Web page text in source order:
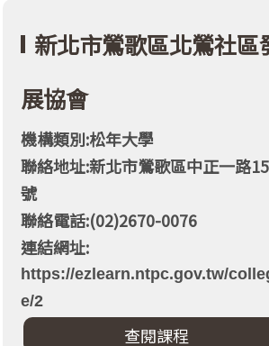
新北市鶯歌區北鶯社區
展協會
機構類別:松年大學
聯絡地址:新北市鶯歌區中正一路
號
聯絡電話:(02)2670-0076
連結網址:
https://ezlearn.ntpc.gov.tw/
e/2